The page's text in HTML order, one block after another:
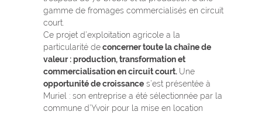
gamme de fromages commercialisés en circuit
court.
Ce projet d’exploitation agricole a la
particularité deconcerner toute la chaîne de
valeur : production, transformation et
commercialisation en circuit court. Une
opportunité de croissance s’est présentée à
Muriel : son entreprise a été sélectionnée par la
commune d’Yvoir pour la mise en location